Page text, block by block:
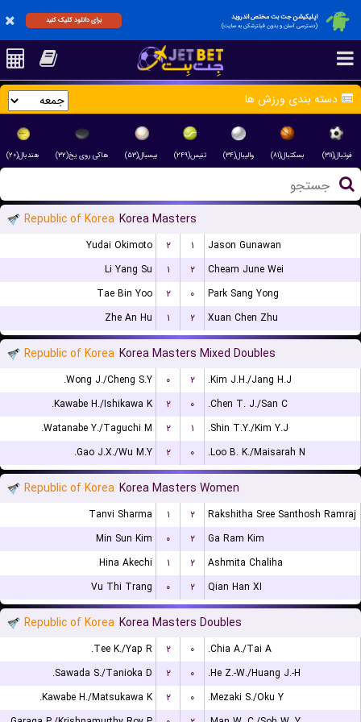
اپلیکیشن جت بت مختص اندروید
(دسترسی آسان و بدون فیلترشکن به سایت)
برای دانلود کلیک کنید
دسته بندی ورزش ها
فوتبال(۳۱۱) بسکتبال(۸۱) والیبال(۳۴) تنیس(۲۴۹) بیسبال(۵۳) هاکی روی یخ(۳۲) هندبال(۲۰)
Republic of Korea Korea Masters
Yudai Okimoto ۲ ۱
Jason Gunawan
Li Yang Su
۱ ۲
Cheam June Wei
Tae Bin Yoo
۲ ۰
Park Sang Yong
Zhe An Hu
۱ ۲ Xuan Chen Zhu
Republic of Korea Korea Masters Mixed Doubles
Wong J./Cheng S.Y. ۰ ۲
Kim J.H./Jang H.J.
Kawabe H./Ishikawa K.
۲ ۰
Chen T. J./San C.
Watanabe Y./Taguchi M.
۲ ۱
Shin T.Y./Kim Y.J.
Gao J.X./Wu M.Y.
۲ ۰ Loo B. K./Maisarah N.
Republic of Korea Korea Masters Women
Tanvi Sharma ۱ ۲
Rakshitha Sree Santhosh Ramraj
Min Sun Kim
۰ ۲
Ga Ram Kim
Hina Akechi
۱ ۲
Ashmita Chaliha
Vu Thi Trang
۰ ۲ Qian Han XI
Republic of Korea Korea Masters Doubles
Tee K./Yap R. ۲ ۰
Chia A./Tai A.
Sawada S./Tanioka D.
۲ ۰
He Z.-W./Huang J.-H.
Kawabe H./Matsukawa K.
۲ ۰
Mezaki S./Oku Y.